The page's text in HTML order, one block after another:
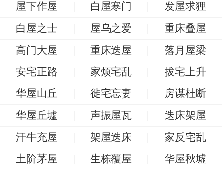
屋下作屋
白屋寒门
发屋求狸
白屋之士
屋乌之爱
重床叠屋
高门大屋
重床迭屋
落月屋梁
安宅正路
家烦宅乱
拔宅上升
华屋山丘
徙宅忘妻
房谋杜断
华屋丘墟
声振屋瓦
迭床架屋
汗牛充屋
架屋迭床
家反宅乱
土阶茅屋
生栋覆屋
华屋秋墟